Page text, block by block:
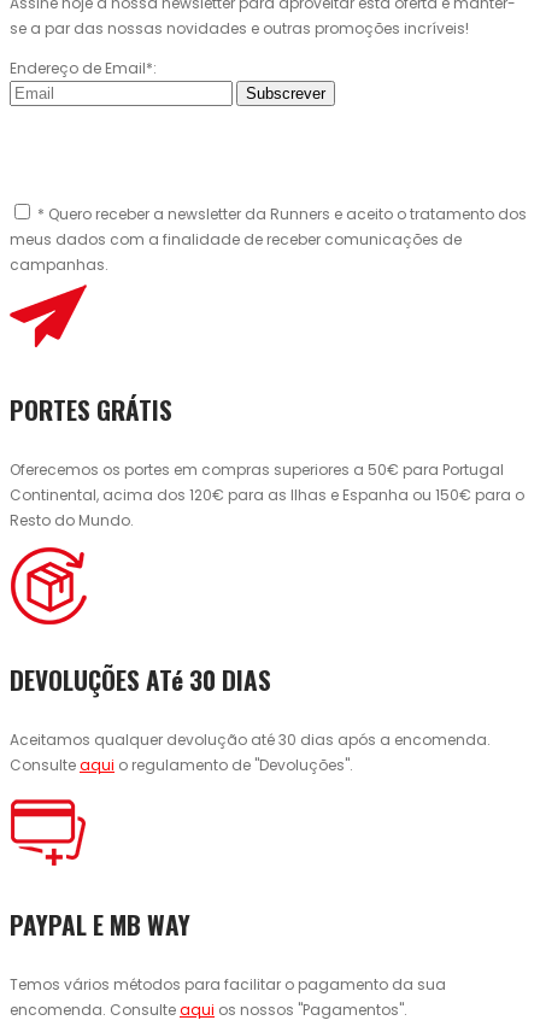
se a par das nossas novidades e outras promoções incríveis!
Endereço de Email*:
Subscrever
* Quero receber a newsletter da Runners e aceito o tratamento dos
meus dados com a finalidade de receber comunicações de
campanhas.
PORTES GRÁTIS
Oferecemos os portes em compras superiores a 50€ para Portugal
Continental, acima dos 120€ para as Ilhas e Espanha ou 150€ para o
Resto do Mundo.
DEVOLUÇÕES ATé 30 DIAS
Aceitamos qualquer devolução até 30 dias após a encomenda.
Consulteaqui o regulamento de "Devoluções".
PAYPAL E MB WAY
Temos vários métodos para facilitar o pagamento da sua
encomenda. Consulteaqui os nossos "Pagamentos".